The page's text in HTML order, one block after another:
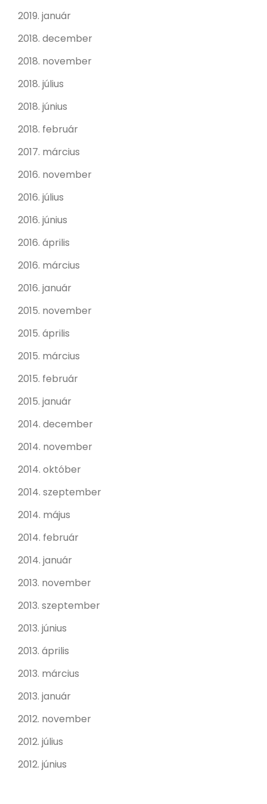
2019. január
2018. december
2018. november
2018. július
2018. június
2018. február
2017. március
2016. november
2016. július
2016. június
2016. április
2016. március
2016. január
2015. november
2015. április
2015. március
2015. február
2015. január
2014. december
2014. november
2014. október
2014. szeptember
2014. május
2014. február
2014. január
2013. november
2013. szeptember
2013. június
2013. április
2013. március
2013. január
2012. november
2012. július
2012. június